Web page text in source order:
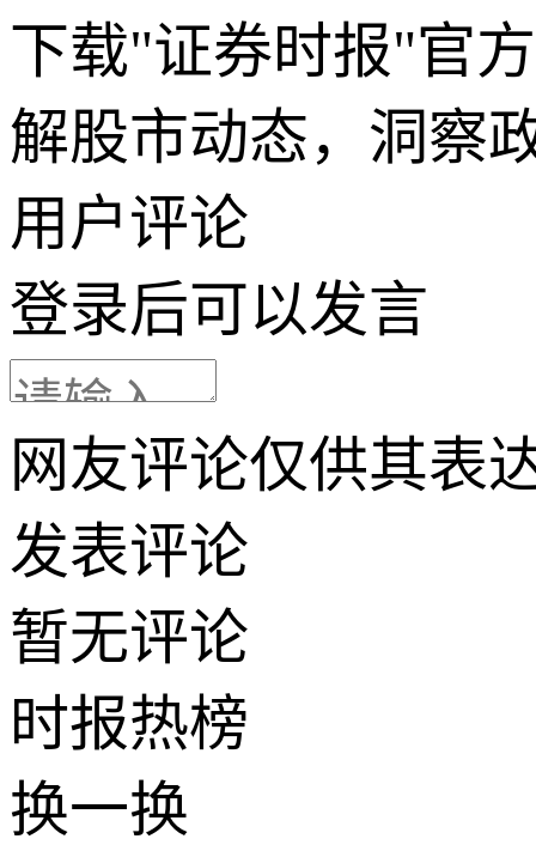
下载"证券时报"官
解股市动态，洞察
用户评论
登录后可以发言
网友评论仅供其表
发表评论
暂无评论
时报热榜
换一换